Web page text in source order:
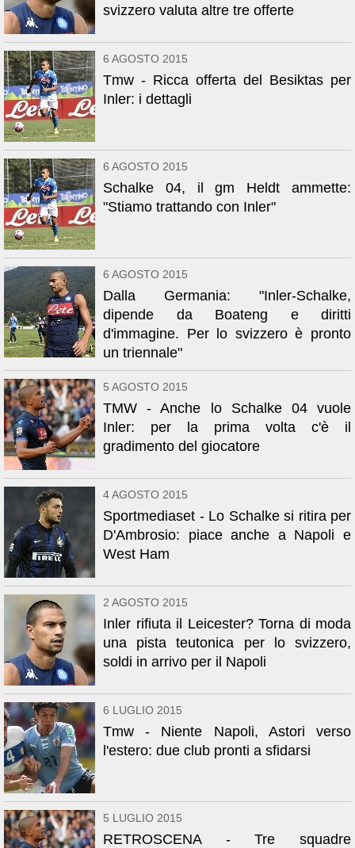
svizzero valuta altre tre offerte
6 AGOSTO 2015
Tmw - Ricca offerta del Besiktas per
Inler: i dettagli
6 AGOSTO 2015
Schalke 04, il gm Heldt ammette:
"Stiamo trattando con Inler"
6 AGOSTO 2015
Dalla Germania: "Inler-Schalke,
dipende da Boateng e diritti
d'immagine. Per lo svizzero è pronto
un triennale"
5 AGOSTO 2015
TMW - Anche lo Schalke 04 vuole
Inler: per la prima volta c'è il
gradimento del giocatore
4 AGOSTO 2015
Sportmediaset - Lo Schalke si ritira per
D'Ambrosio: piace anche a Napoli e
West Ham
2 AGOSTO 2015
Inler rifiuta il Leicester? Torna di moda
una pista teutonica per lo svizzero,
soldi in arrivo per il Napoli
6 LUGLIO 2015
Tmw - Niente Napoli, Astori verso
l'estero: due club pronti a sfidarsi
5 LUGLIO 2015
RETROSCENA - Tre squadre